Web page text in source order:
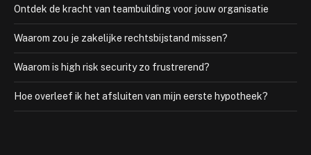
Ontdek de kracht van teambuilding voor jouw organisatie
Waarom zou je zakelijke rechtsbijstand missen?
Waarom is high risk security zo frustrerend?
Hoe overleef ik het afsluiten van mijn eerste hypotheek?